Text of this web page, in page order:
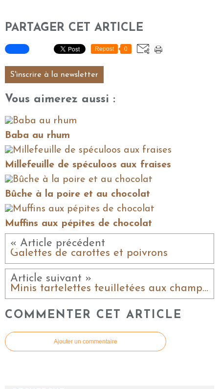
PARTAGER CET ARTICLE
Repost 0
S'inscrire à la newsletter
Vous aimerez aussi :
Baba au rhum
Millefeuille de spéculoos aux fraises
Bûche à la poire et au chocolat
Muffins aux pépites de chocolat
« Article précédent
Galettes de carottes et poivrons
Article suivant »
Minis tartelettes feuilletées aux champignons
COMMENTER CET ARTICLE
Ajouter un commentaire